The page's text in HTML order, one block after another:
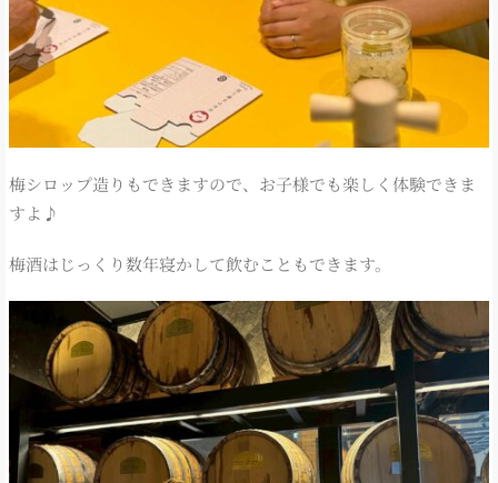
梅シロップ造りもできますので、お子様でも楽しく体験できま
すよ♪
梅酒はじっくり数年寝かして飲むこともできます。